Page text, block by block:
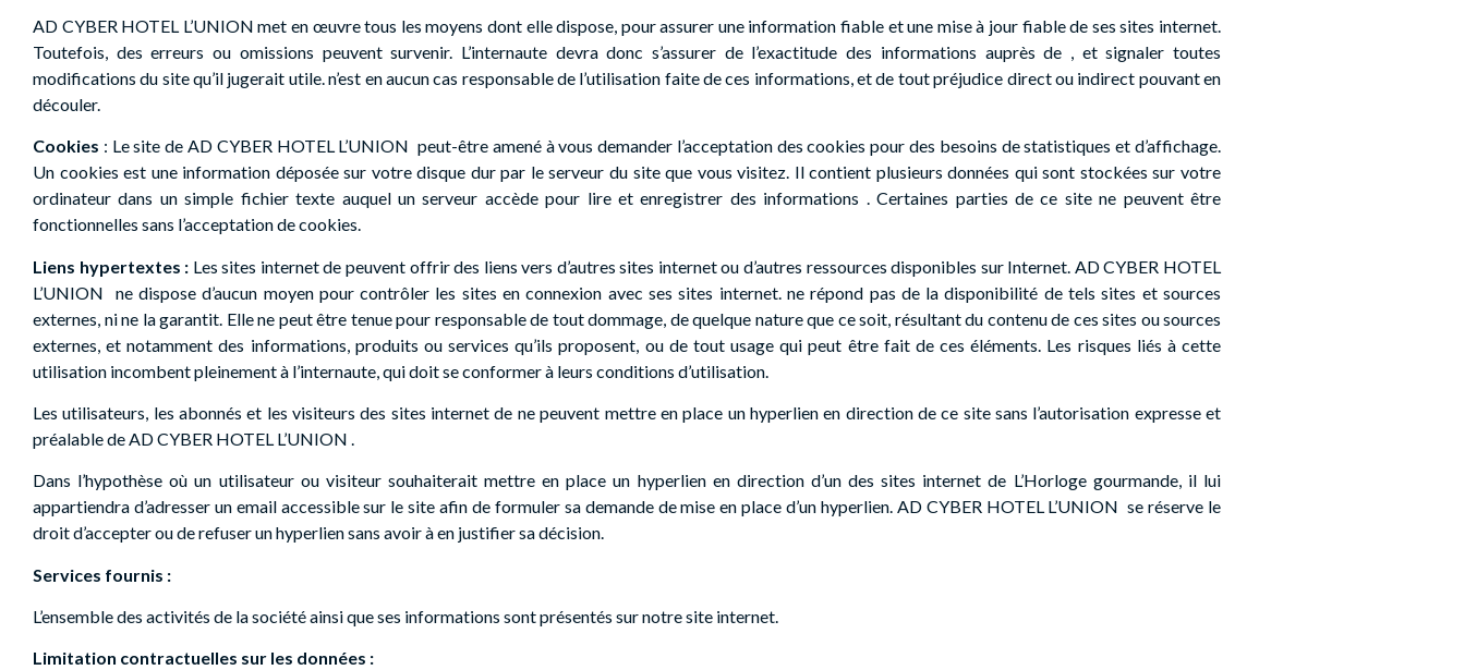
AD CYBER HOTEL L’UNION met en œuvre tous les moyens dont elle dispose, pour assurer une information fiable et une mise à jour fiable de ses sites internet.
Toutefois, des erreurs ou omissions peuvent survenir. L’internaute devra donc s’assurer de l’exactitude des informations auprès de , et signaler toutes
modifications du site qu’il jugerait utile. n’est en aucun cas responsable de l’utilisation faite de ces informations, et de tout préjudice direct ou indirect pouvant en
découler.
Cookies : Le site de AD CYBER HOTEL L’UNION peut-être amené à vous demander l’acceptation des cookies pour des besoins de statistiques et d’affichage.
Un cookies est une information déposée sur votre disque dur par le serveur du site que vous visitez. Il contient plusieurs données qui sont stockées sur votre
ordinateur dans un simple fichier texte auquel un serveur accède pour lire et enregistrer des informations . Certaines parties de ce site ne peuvent être
fonctionnelles sans l’acceptation de cookies.
Liens hypertextes : Les sites internet de peuvent offrir des liens vers d’autres sites internet ou d’autres ressources disponibles sur Internet. AD CYBER HOTEL
L’UNION
ne dispose d’aucun moyen pour contrôler les sites en connexion avec ses sites internet. ne répond pas de la disponibilité de tels sites et sources
externes, ni ne la garantit. Elle ne peut être tenue pour responsable de tout dommage, de quelque nature que ce soit, résultant du contenu de ces sites ou sources
externes, et notamment des informations, produits ou services qu’ils proposent, ou de tout usage qui peut être fait de ces éléments. Les risques liés à cette
utilisation incombent pleinement à l’internaute, qui doit se conformer à leurs conditions d’utilisation.
Les utilisateurs, les abonnés et les visiteurs des sites internet de ne peuvent mettre en place un hyperlien en direction de ce site sans l’autorisation expresse et
préalable de AD CYBER HOTEL L’UNION .
Dans l’hypothèse où un utilisateur ou visiteur souhaiterait mettre en place un hyperlien en direction d’un des sites internet de L’Horloge gourmande, il lui
appartiendra d’adresser un email accessible sur le site afin de formuler sa demande de mise en place d’un hyperlien. AD CYBER HOTEL L’UNION se réserve le
droit d’accepter ou de refuser un hyperlien sans avoir à en justifier sa décision.
Services fournis :
L’ensemble des activités de la société ainsi que ses informations sont présentés sur notre site internet.
Limitation contractuelles sur les données :